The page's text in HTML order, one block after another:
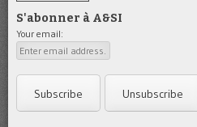
S'abonner à A&SI
Your email: